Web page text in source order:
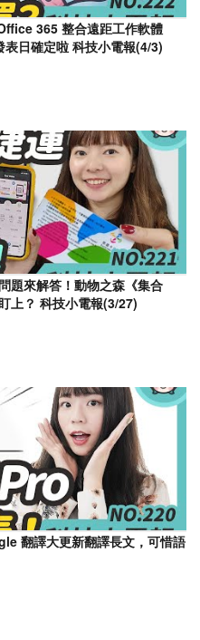
365 整合遠距工作軟體
日確定啦 科技小電報(4/3)
題來解答！動物之森《集合
上？ 科技小電報(3/27)
翻譯大更新翻譯長文，可惜語